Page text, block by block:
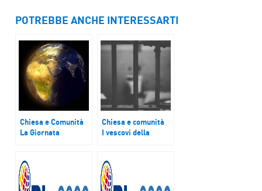
POTREBBE ANCHE INTERESSARTI
Chiesa e Comunità
La Giornata
Francesco: ricucire
la relazione con la
casa comune
Chiesa e comunità
I vescovi della
delinquenza non sia
solo il carcere